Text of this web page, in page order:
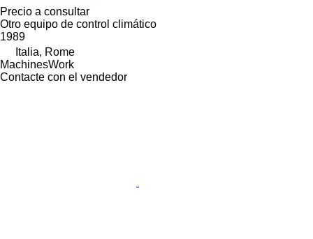
Precio a consultar
Otro equipo de control climático
1989
Italia, Rome
MachinesWork
Contacte con el vendedor